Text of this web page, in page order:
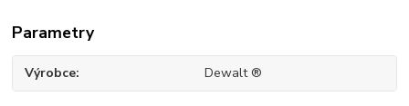
Parametry
Výrobce Dewalt ®